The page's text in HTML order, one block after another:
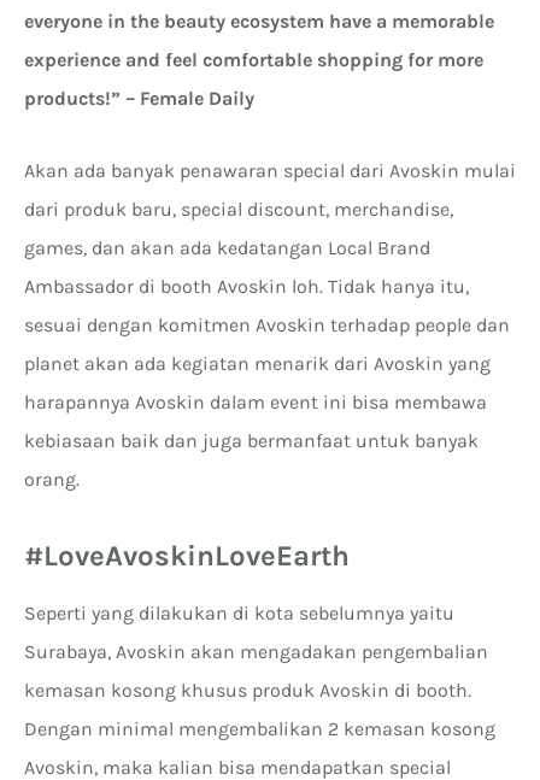
everyone in the beauty ecosystem have a memorable
experience and feel comfortable shopping for more
products!” – Female Daily
Akan ada banyak penawaran special dari Avoskin mulai
dari produk baru, special discount, merchandise,
games, dan akan ada kedatangan Local Brand
Ambassador di booth Avoskin loh. Tidak hanya itu,
sesuai dengan komitmen Avoskin terhadap people dan
planet akan ada kegiatan menarik dari Avoskin yang
harapannya Avoskin dalam event ini bisa membawa
kebiasaan baik dan juga bermanfaat untuk banyak
orang.
#LoveAvoskinLoveEarth
Seperti yang dilakukan di kota sebelumnya yaitu
Surabaya, Avoskin akan mengadakan pengembalian
kemasan kosong khusus produk Avoskin di booth.
Dengan minimal mengembalikan 2 kemasan kosong
Avoskin, maka kalian bisa mendapatkan special